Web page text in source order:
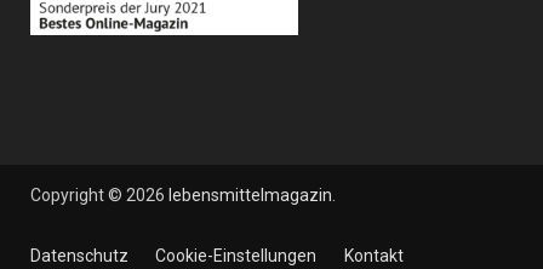
Copyright © 2026 lebensmittelmagazin
Datenschutz Cookie-Einstellungen Kontakt